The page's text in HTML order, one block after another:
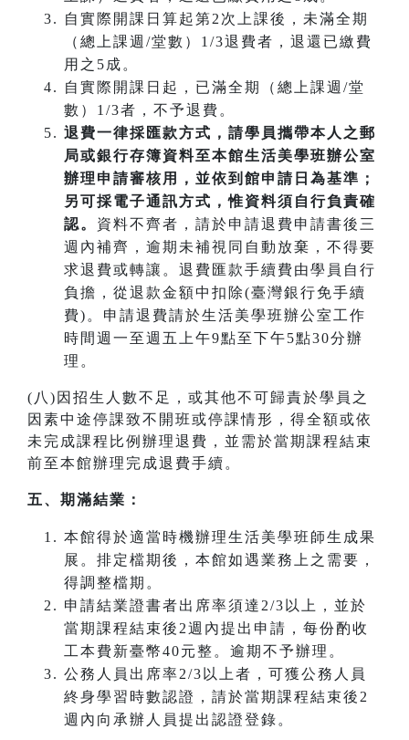
自實際開課日算起第2次上課後，未滿全期
（總上課週/堂數）1/3退費者，退還已繳費
用之5成。
自實際開課日起，已滿全期（總上課週/堂
數）1/3者，不予退費。
退費一律採匯款方式，請學員攜帶本人之郵
局或銀行存簿資料至本館生活美學班辦公室
辦理申請審核用，並依到館申請日為基準；
另可採電子通訊方式，惟資料須自行負責確
認。 資料不齊者，請於申請退費申請書後三
週內補齊，逾期未補視同自動放棄，不得要
求退費或轉讓。退費匯款手續費由學員自行
負擔，從退款金額中扣除(臺灣銀行免手續
費)。申請退費請於生活美學班辦公室工作
時間週一至週五上午9點至下午5點30分辦
理。
(八)因招生人數不足，或其他不可歸責於學員之
因素中途停課致不開班或停課情形，得全額或依
未完成課程比例辦理退費，並需於當期課程結束
前至本館辦理完成退費手續。
五、期滿結業：
本館得於適當時機辦理生活美學班師生成果
展。排定檔期後，本館如遇業務上之需要，
得調整檔期。
申請結業證書者出席率須達2/3以上，並於
當期課程結束後2週內提出申請，每份酌收
工本費新臺幣40元整。逾期不予辦理。
公務人員出席率2/3以上者，可獲公務人員
終身學習時數認證，請於當期課程結束後2
週內向承辦人員提出認證登錄。